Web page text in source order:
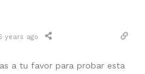
years ago
a tu favor para probar esta